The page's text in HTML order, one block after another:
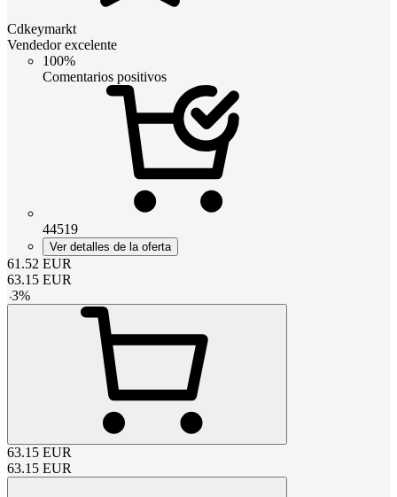
Cdkeymarkt
Vendedor excelente
100%
Comentarios positivos
44519
Ver detalles de la oferta
61.52 EUR
63.15 EUR
-3%
63.15 EUR
63.15 EUR